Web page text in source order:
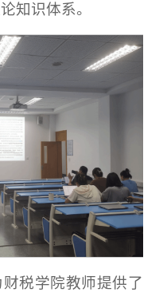
知识体系。
税学院教师提供了